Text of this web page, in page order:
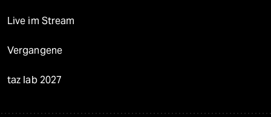
Live im Stream
Vergangene
taz lab 2027